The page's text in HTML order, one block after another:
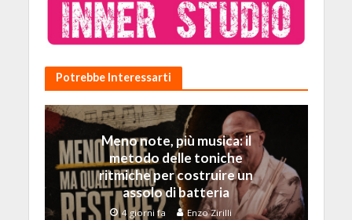
Potrebbe Interessarti
Meno note, più musica: il
metodo delle toniche
ritmiche per costruire un
assolo di batteria
4 giorni fa Enzo Zirilli